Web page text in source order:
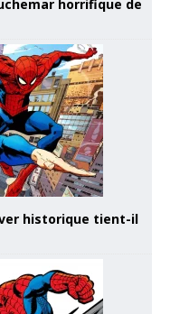
horrifique de
historique tient-il